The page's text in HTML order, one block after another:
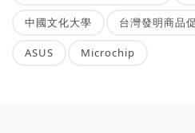
中國文化大學 台灣發明商品
ASUS Microchip